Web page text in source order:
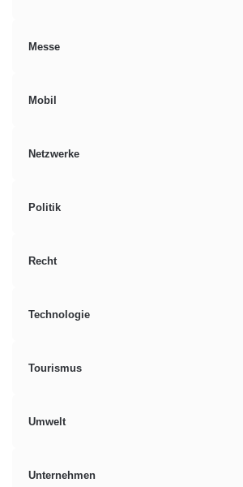
Messe
Mobil
Netzwerke
Politik
Recht
Technologie
Tourismus
Umwelt
Unternehmen